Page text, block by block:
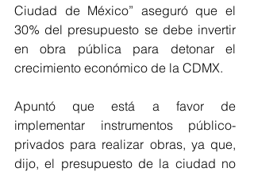
Ciudad de México” aseguró que el
30% del presupuesto se debe invertir
en obra pública para detonar el
crecimiento económico de la CDMX.
Apuntó que está a favor de
implementar instrumentos público-
privados para realizar obras, ya que,
dijo, el presupuesto de la ciudad no